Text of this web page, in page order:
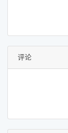
评论